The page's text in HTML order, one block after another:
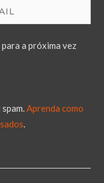
a próxima vez
spam.Aprenda como
.